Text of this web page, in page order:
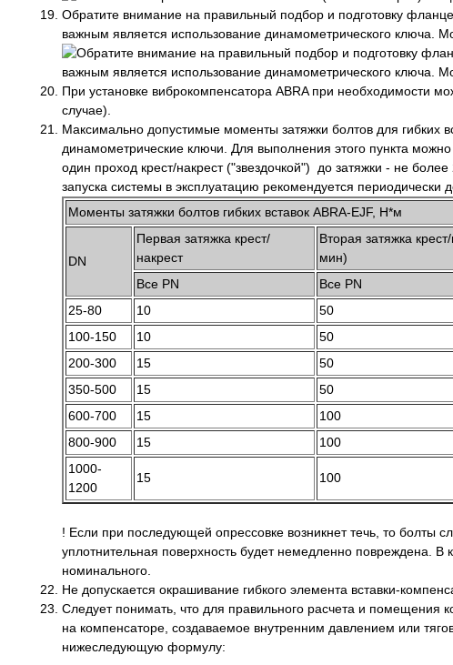
Обратите внимание на правильный подбор и подготовку
важным является использование динамометрического ключа.
При установке виброкомпенсатора ABRA при необходимости
случае).
Максимально допустимые моменты затяжки болтов для гибких
динамометрические ключи. Для выполнения этого пункта
один проход крест/накрест ("звездочкой") до затяжки - не
запуска системы в эксплуатацию рекомендуется периодически
Моменты затяжки болтов гибких вставок ABRA-EJF, Н*м
DN
Первая затяжка крест/
накрест
Вторая затяжка
мин)
Все PN
Все PN
25-80
10 50
100-150
10 50
200-300
15 50
350-500
15 50
600-700
15 100
800-900
15 100
1000-
1200
15 100
! Если при последующей опрессовке возникнет течь, то болты
уплотнительная поверхность будет немедленно повреждена.
номинального.
Не допускается окрашивание гибкого элемента вставки-
Следует понимать, что для правильного расчета и помещения
на компенсаторе, создаваемое внутренним давлением или
нижеследующую формулу: